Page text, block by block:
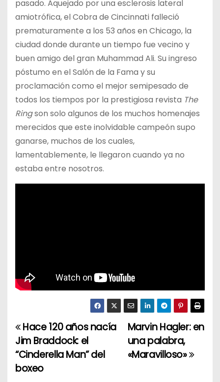
pasado. Aquejado por una esclerosis lateral
amiotrófica, el Cobra de Cincinnati falleció
prematuramente a los 53 años en Chicago, la
ciudad donde durante un tiempo fue vecino y
buen amigo del gran Muhammad Ali. Su ingreso
póstumo en el Salón de la Fama y su
proclamación como el mejor semipesado de
todos los tiempos por la prestigiosa revista The
Ringson solo algunos de los muchos homenajes
merecidos que este inolvidable campeón supo
ganarse, muchos de los cuales,
lamentablemente, le llegaron cuando ya no
estaba entre nosotros.
N
a
v
Marvin Hagler: en
una palabra,
«Maravilloso»
Hace 120 años nacía
Jim Braddock: el
“Cinderella Man” del
boxeo